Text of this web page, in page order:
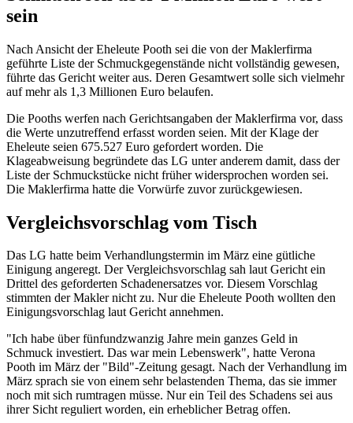
sein
Nach Ansicht der Eheleute Pooth sei die von der Maklerfirma
geführte Liste der Schmuckgegenstände nicht vollständig gewesen,
führte das Gericht weiter aus. Deren Gesamtwert solle sich vielmehr
auf mehr als 1,3 Millionen Euro belaufen.
Die Pooths werfen nach Gerichtsangaben der Maklerfirma vor, dass
die Werte unzutreffend erfasst worden seien. Mit der Klage der
Eheleute seien 675.527 Euro gefordert worden. Die
Klageabweisung begründete das LG unter anderem damit, dass der
Liste der Schmuckstücke nicht früher widersprochen worden sei.
Die Maklerfirma hatte die Vorwürfe zuvor zurückgewiesen.
Vergleichsvorschlag vom Tisch
Das LG hatte beim Verhandlungstermin im März eine gütliche
Einigung angeregt. Der Vergleichsvorschlag sah laut Gericht ein
Drittel des geforderten Schadenersatzes vor. Diesem Vorschlag
stimmten der Makler nicht zu. Nur die Eheleute Pooth wollten den
Einigungsvorschlag laut Gericht annehmen.
"Ich habe über fünfundzwanzig Jahre mein ganzes Geld in
Schmuck investiert. Das war mein Lebenswerk", hatte Verona
Pooth im März der "Bild"-Zeitung gesagt. Nach der Verhandlung im
März sprach sie von einem sehr belastenden Thema, das sie immer
noch mit sich rumtragen müsse. Nur ein Teil des Schadens sei aus
ihrer Sicht reguliert worden, ein erheblicher Betrag offen.